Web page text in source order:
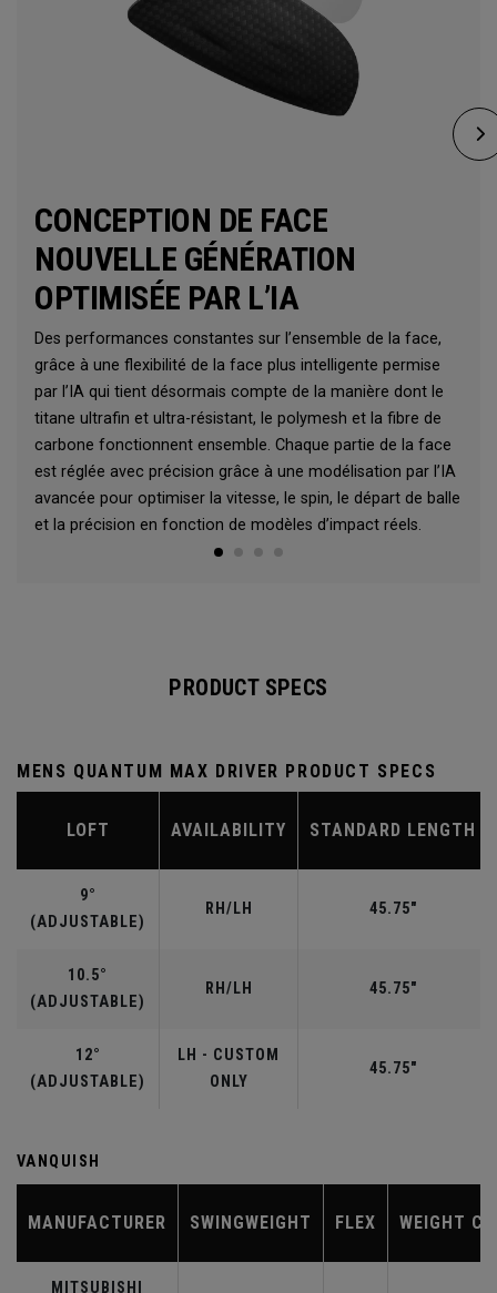
CONCEPTION DE FACE
NOUVELLE GÉNÉRATION
OPTIMISÉE PAR L’IA
Des performances constantes sur l’ensemble de la face,
grâce à une flexibilité de la face plus intelligente permise
par l’IA qui tient désormais compte de la manière dont le
titane ultrafin et ultra-résistant, le polymesh et la fibre de
carbone fonctionnent ensemble. Chaque partie de la face
est réglée avec précision grâce à une modélisation par l’IA
avancée pour optimiser la vitesse, le spin, le départ de balle
et la précision en fonction de modèles d’impact réels.
PRODUCT SPECS
MENS QUANTUM MAX DRIVER PRODUCT SPECS
LOFT AVAILABILITY STANDARD LENGTH
9°
(ADJUSTABLE)
RH/LH 45.75"
10.5°
(ADJUSTABLE)
RH/LH 45.75"
12°
(ADJUSTABLE)
LH - CUSTOM
ONLY
45.75"
VANQUISH
MANUFACTURER SWINGWEIGHT FLEX WEIGHT
MITSUBISHI